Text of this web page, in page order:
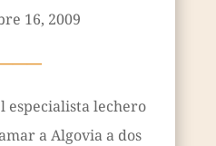
16, 2009
especialista lechero
a Algovia a dos